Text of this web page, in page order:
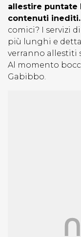
allestire puntate
contenuti inediti.
comici? I servizi
più lunghi e
verranno allestiti
Al momento
Gabibbo.